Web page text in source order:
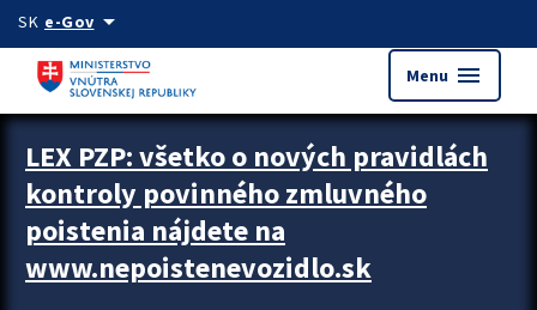
Preskocit na hlavný obsah
SK e-Govarrow_drop_down
Menu menu
Zastavit automatický posun upútavok
LEX PZP: všetko o nových pravidlách
kontroly povinného zmluvného
poistenia nájdete na
www.nepoistenevozidlo.sk